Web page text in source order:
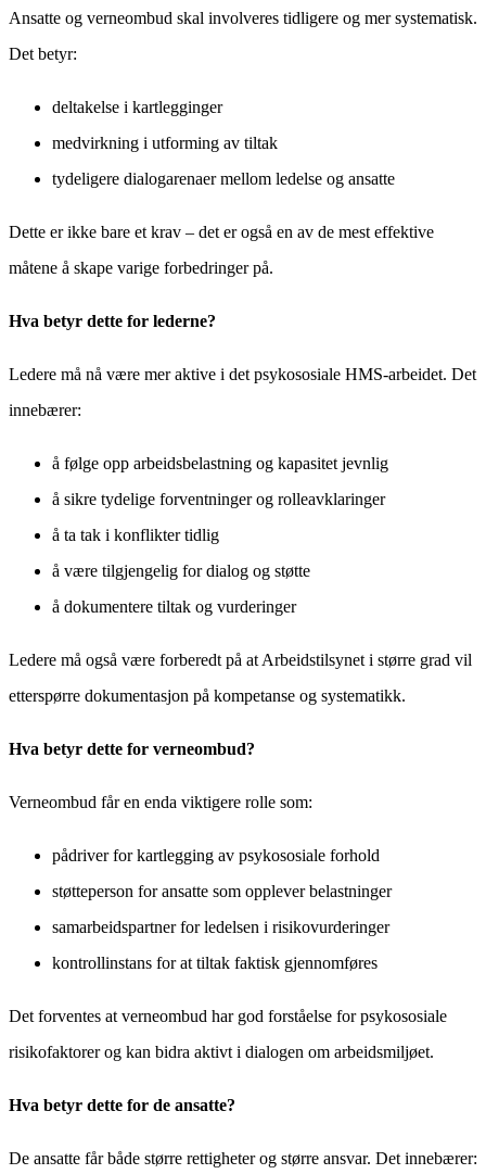
Ansatte og verneombud skal involveres tidligere og mer systematisk.
Det betyr:
deltakelse i kartlegginger
medvirkning i utforming av tiltak
tydeligere dialogarenaer mellom ledelse og ansatte
Dette er ikke bare et krav – det er også en av de mest effektive
måtene å skape varige forbedringer på.
Hva betyr dette for lederne?
Ledere må nå være mer aktive i det psykososiale HMS-arbeidet. Det
innebærer:
å følge opp arbeidsbelastning og kapasitet jevnlig
å sikre tydelige forventninger og rolleavklaringer
å ta tak i konflikter tidlig
å være tilgjengelig for dialog og støtte
å dokumentere tiltak og vurderinger
Ledere må også være forberedt på at Arbeidstilsynet i større grad vil
etterspørre dokumentasjon på kompetanse og systematikk.
Hva betyr dette for verneombud?
Verneombud får en enda viktigere rolle som:
pådriver for kartlegging av psykososiale forhold
støtteperson for ansatte som opplever belastninger
samarbeidspartner for ledelsen i risikovurderinger
kontrollinstans for at tiltak faktisk gjennomføres
Det forventes at verneombud har god forståelse for psykososiale
risikofaktorer og kan bidra aktivt i dialogen om arbeidsmiljøet.
Hva betyr dette for de ansatte?
De ansatte får både større rettigheter og større ansvar. Det innebærer: